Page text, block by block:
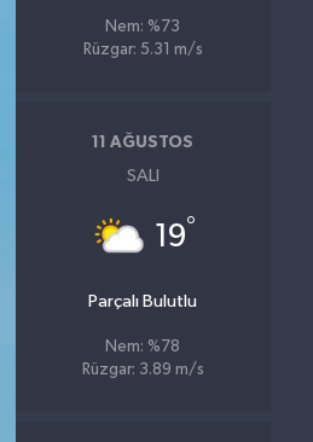
Nem: %73
Rüzgar: 5.31 m/s
11 AĞUSTOS
SALI
19°
Parçalı Bulutlu
Nem: %78
Rüzgar: 3.89 m/s